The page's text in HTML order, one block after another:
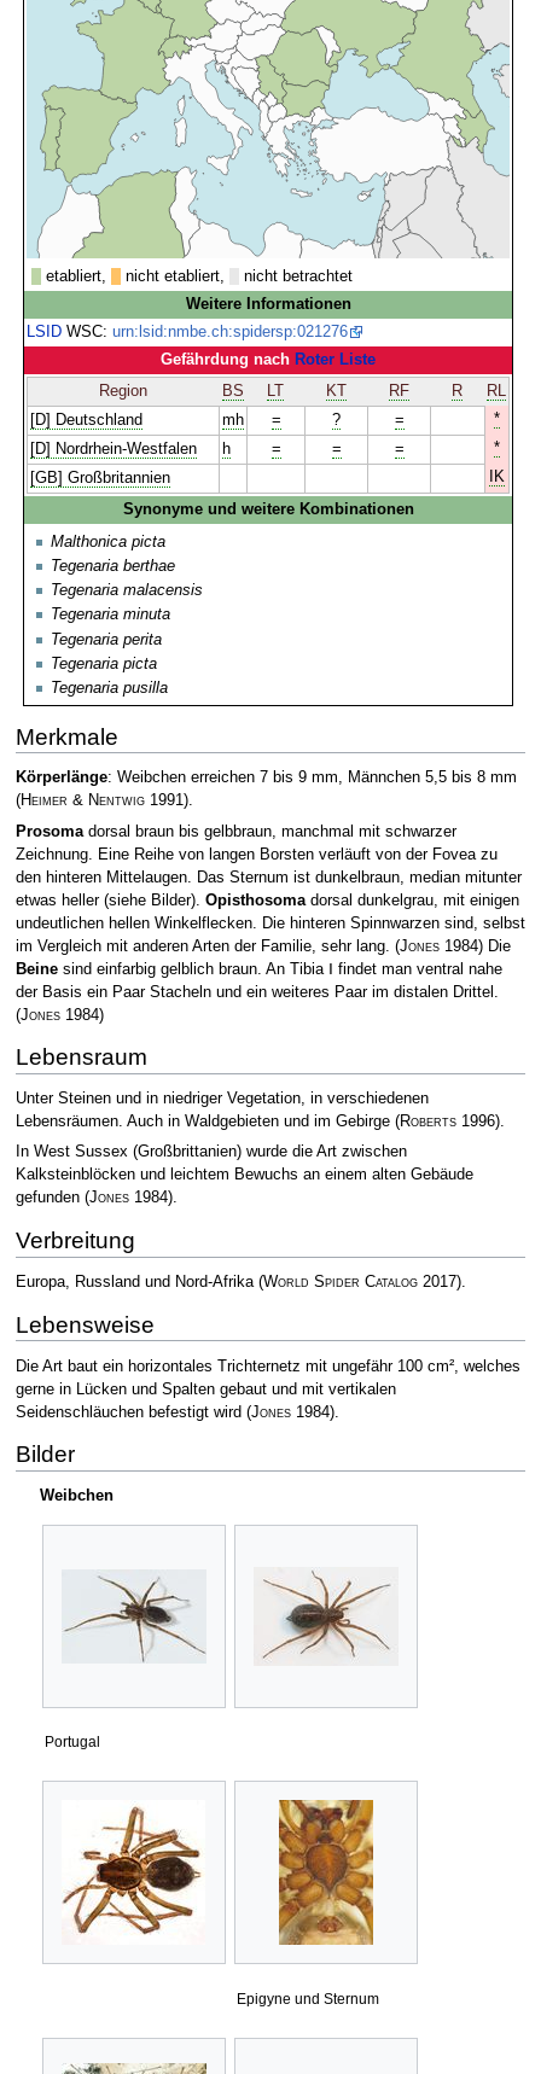
etabliert, nicht etabliert,
nicht betrachtet
Weitere Informationen
LSID WSC:urn:lsid:nmbe.ch:spidersp:021276
Gefährdung nach Roter Liste
Region
BS LT KT RF R
RL
[D] Deutschland
mh = ? =
*
[D] Nordrhein-Westfalen
h = = =
*
[GB] Großbritannien
IK
Synonyme und weitere Kombinationen
Malthonica picta
Tegenaria berthae
Tegenaria malacensis
Tegenaria minuta
Tegenaria perita
Tegenaria picta
Tegenaria pusilla
Merkmale
Körperlänge: Weibchen erreichen 7 bis 9 mm, Männchen 5,5 bis 8 mm
(Heimer & Nentwig1991).
Prosomadorsal braun bis gelbbraun, manchmal mit schwarzer
Zeichnung. Eine Reihe von langen Borsten verläuft von der Fovea zu
den hinteren Mittelaugen. Das Sternum ist dunkelbraun, median mitunter
etwas heller (siehe Bilder). Opisthosomadorsal dunkelgrau, mit einigen
undeutlichen hellen Winkelflecken. Die hinteren Spinnwarzen sind, selbst
im Vergleich mit anderen Arten der Familie, sehr lang. (Jones1984)Die
Beinesind einfarbig gelblich braun. An Tibia Ⅰ findet man ventral nahe
der Basis ein Paar Stacheln und ein weiteres Paar im distalen Drittel.
(Jones1984)
Lebensraum
Unter Steinen und in niedriger Vegetation, in verschiedenen
Lebensräumen. Auch in Waldgebieten und im Gebirge (Roberts1996).
In West Sussex (Großbrittanien) wurde die Art zwischen
Kalksteinblöcken und leichtem Bewuchs an einem alten Gebäude
gefunden (Jones1984).
Verbreitung
Europa, Russland und Nord-Afrika (World Spider Catalog2017).
Lebensweise
Die Art baut ein horizontales Trichternetz mit ungefähr 100 cm², welches
gerne in Lücken und Spalten gebaut und mit vertikalen
Seidenschläuchen befestigt wird (Jones1984).
Bilder
Weibchen
Portugal
Epigyne und Sternum